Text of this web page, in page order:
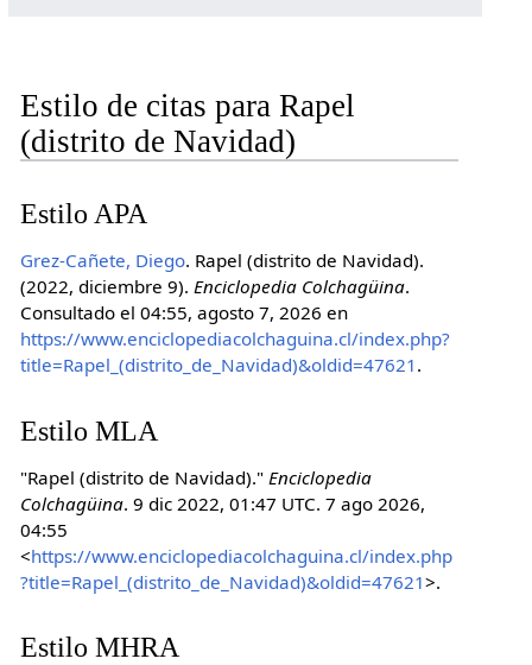
Estilo de citas para Rapel
(distrito de Navidad)
Estilo APA
Grez-Cañete, Diego. Rapel (distrito de Navidad).
(2022, diciembre 9). Enciclopedia Colchagüina.
Consultado el 04:55, agosto 7, 2026 en
https://www.enciclopediacolchaguina.cl/index.php?
title=Rapel_(distrito_de_Navidad)&oldid=47621 .
Estilo MLA
"Rapel (distrito de Navidad)." Enciclopedia
Colchagüina. 9 dic 2022, 01:47 UTC. 7 ago 2026,
04:55
<https://www.enciclopediacolchaguina.cl/index.php
?title=Rapel_(distrito_de_Navidad)&oldid=47621>.
Estilo MHRA